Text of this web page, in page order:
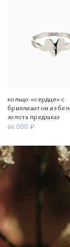
кольцо «сердце» с
бриллиантом из
золота предзаказ
66 000 ₽